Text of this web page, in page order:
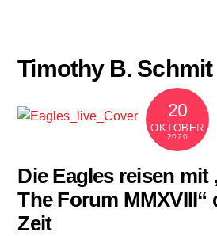
Timothy B. Schmit
20
OKTOBER
2020
Die Eagles reisen mit
The Forum MMXVIII“
Zeit